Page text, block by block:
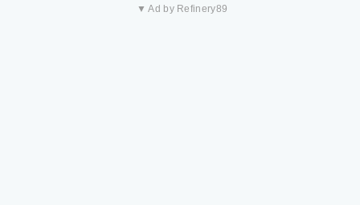
▼ Ad by Refinery89